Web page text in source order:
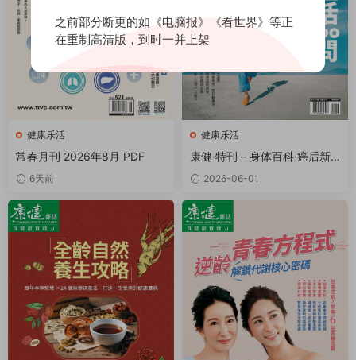
健康乐活
常春月刊 2026年8月 PDF
6天前
健康乐活
康健·特刊 – 身体百科·癌后新
生活100问完全解答 PDF
2026-06-01
之前部分断更的如《电脑报》《看世界》等正
在重制高清版，到时一并上架